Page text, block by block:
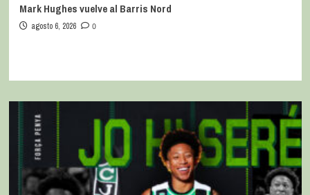
Mark Hughes vuelve al Barris Nord
agosto 6, 2026 0